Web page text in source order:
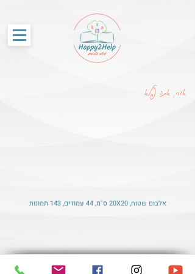
אורי, אתה פלא
אלבום שטוח, 20X20 ס"מ, 44 עמודים, 143 תמונות
© האתר נבנה על-ידי Happy2Help עיצוב אלבומים